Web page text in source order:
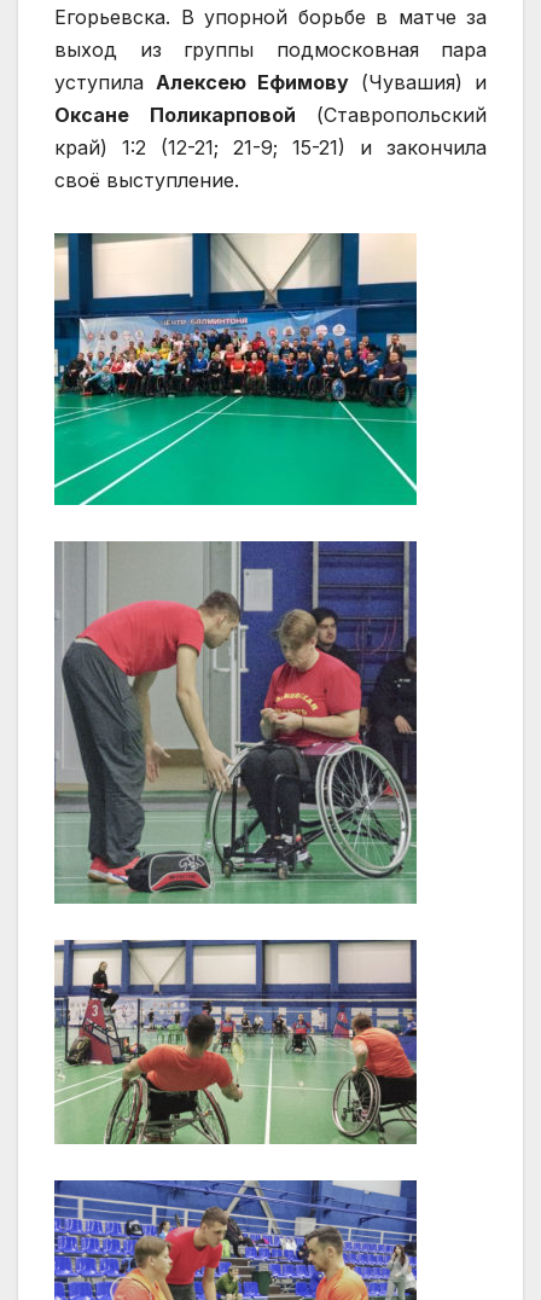
Егорьевска. В упорной борьбе в матче за
выход из группы подмосковная пара
уступила Алексею Ефимову (Чувашия) и
Оксане Поликарповой (Ставропольский
край) 1:2 (12-21; 21-9; 15-21) и закончила
своё выступление.